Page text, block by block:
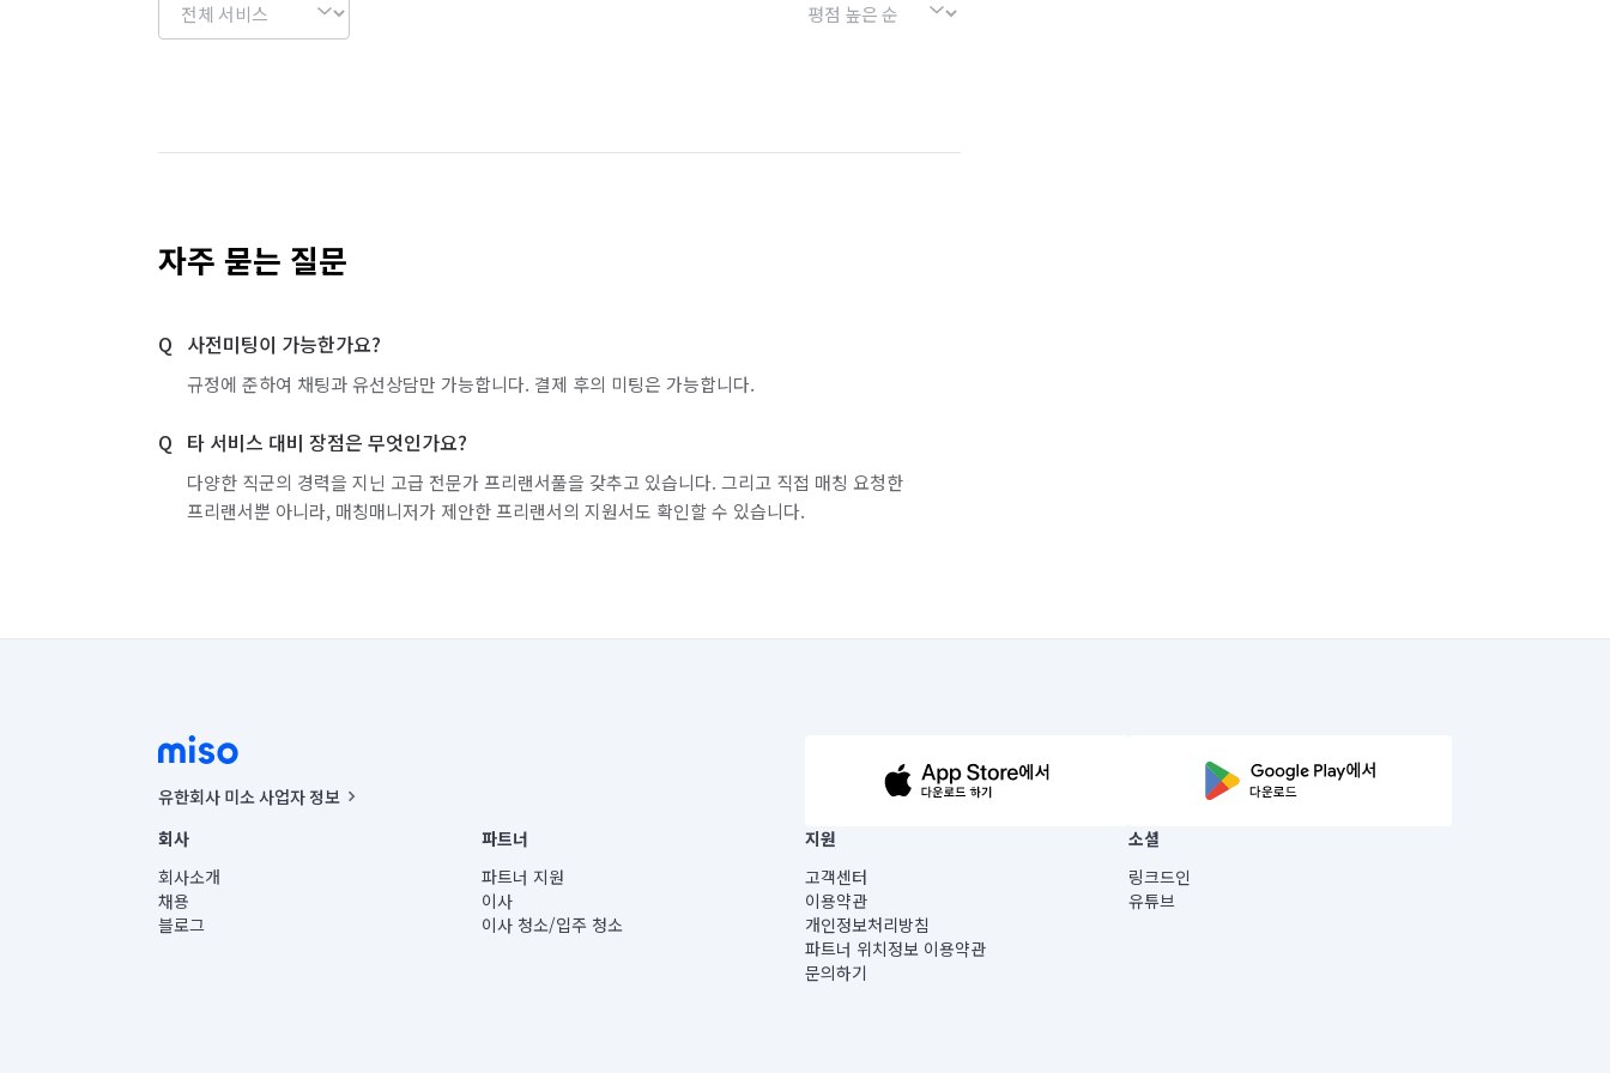
자주 묻는 질문
사전미팅이 가능한가요?
규정에 준하여 채팅과 유선상담만 가능합니다. 결제 후의 미팅은 가능합니다.
타 서비스 대비 장점은 무엇인가요?
다양한 직군의 경력을 지닌 고급 전문가 프리랜서풀을 갖추고 있습니다. 그리고 직접 매칭 요청한
프리랜서뿐 아니라, 매칭매니저가 제안한 프리랜서의 지원서도 확인할 수 있습니다.
유한회사 미소 사업자 정보
사업자등록번호 : 291-87-00271 | 인허가번호 : 2016-3220163-14-5-00019 |
통신판매신고번호 : 2024-서울종로-1400(공정거래위원회 정보) |
대표이사 : CHING VICTOR COLUMBIA RHEE
주소 | 본사: 서울특별시 종로구 율곡로 6(중학동, 트윈트리빌딩) B동 5층
컨택센터 : 서울특별시 종로구 수송동 율곡로 24, 7층, 8층 미소
회사
회사소개
채용
블로그
파트너
파트너 지원
이사
이사 청소/입주 청소
지원
고객센터
이용약관
개인정보처리방침
파트너 위치정보 이용약관
문의하기
소셜
링크드인
유튜브